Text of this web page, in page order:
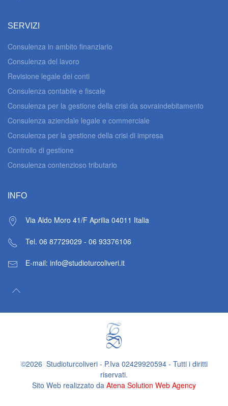
SERVIZI
Consulenza in ambito finanziario
Consulenza del lavoro
Revisione legale dei conti
Consulenza contabile e fiscale
Consulenza per la gestione della crisi da sovraindebitamento
Consulenza aziendale legale e commerciale
Consulenza per la gestione della crisi di impresa
Controllo di gestione
Consulenza contenzioso tributario
INFO
Via Aldo Moro 41/F Aprilia 04011 Italia
Tel. 06 87729029 - 06 93376106
E-mail: info@studioturcoliveri.it
©2026 Studioturcoliveri - P.Iva 02429920594 - Tutti i diritti
riservati.
Sito Web realizzato da Atena Solution Web Agency